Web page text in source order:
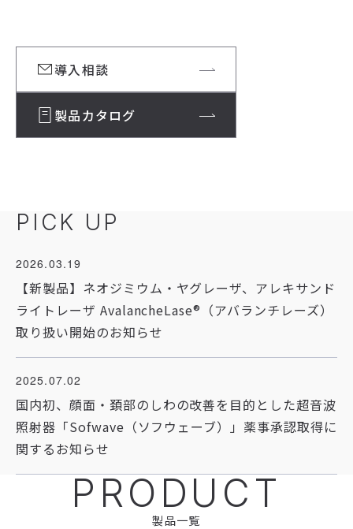
拠点情報
トータルサポート
開業サポート
学術発表
JMECのホームケア
plus RESTORE®（プラスリストア）
JMEC be（ジェイメックビー）
お役立ち情報
導入相談
製品カタログ
PICK UP
2026.03.19
【新製品】ネオジミウム・ヤグレーザ、アレキサンド
ライトレーザ AvalancheLase®（アバランチレーズ）
取り扱い開始のお知らせ
2025.07.02
国内初、顔面・頚部のしわの改善を目的とした超音波
照射器「Sofwave（ソフウェーブ）」薬事承認取得に
関するお知らせ
PRODUCT
製品一覧